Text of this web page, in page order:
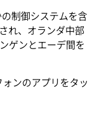
制御システムを含
れ、オランダ中部
ゲンとエーデ間を
ンのアプリをタッ